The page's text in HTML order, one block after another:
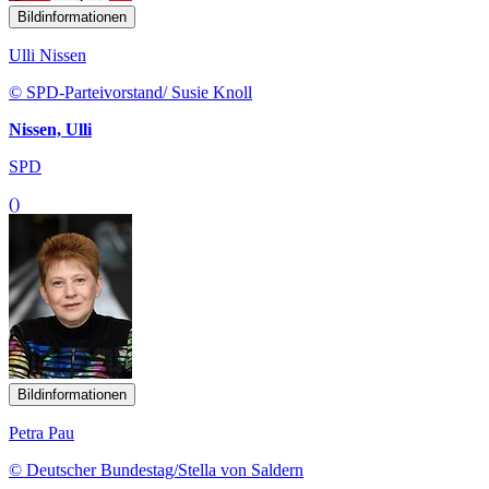
Bildinformationen
Ulli Nissen
© SPD-Parteivorstand/ Susie Knoll
Nissen, Ulli
SPD
()
Bildinformationen
Petra Pau
© Deutscher Bundestag/Stella von Saldern